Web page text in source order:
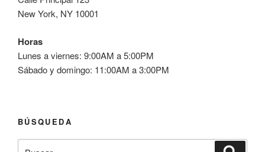
New York, NY 10001
Horas
Lunes a viernes: 9:00AM a 5:00PM
Sábado y domingo: 11:00AM a 3:00PM
BÚSQUEDA